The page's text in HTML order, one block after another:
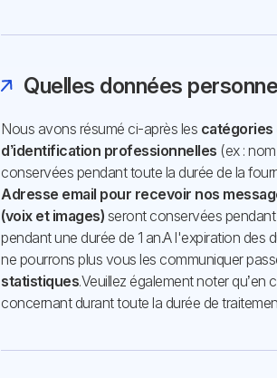
Quelles données
Nous avons résumé ci-après les catégories
d’identification professionnelles (ex :
conservées pendant toute la durée de la
Adresse email pour recevoir nos
(voix et images) seront conservées pendant
pendant une durée de 1 an.A l'expiration des
ne pourrons plus vous les communiquer
statistiques.Veuillez également noter qu’en
concernant durant toute la durée de